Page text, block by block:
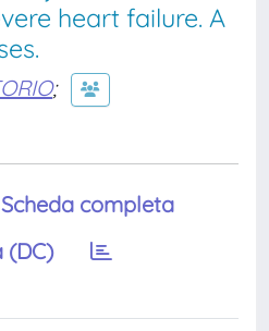
heart failure. A
;
Scheda completa
(DC)